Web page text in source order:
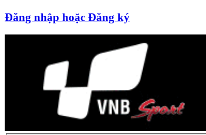
Đăng nhập hoặc Đăng ký